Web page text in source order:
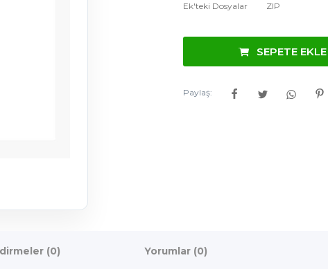
Ek'teki Dosyalar
ZIP
SEPETE EKLE
Paylaş:
(0) Yorumlar (0)